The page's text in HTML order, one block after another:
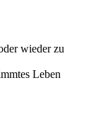
wieder zu
Leben